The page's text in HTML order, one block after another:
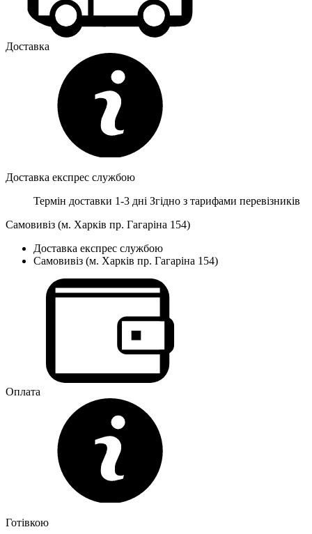
Доставка
Доставка експрес службою
Термін доставки 1-3 дні Згідно з тарифами перевізників
Самовивіз (м. Харків пр. Гагаріна 154)
Доставка експрес службою
Самовивіз (м. Харків пр. Гагаріна 154)
Оплата
Готівкою